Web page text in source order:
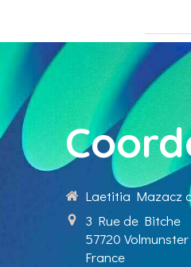
Laetitia Mazacz
3 Rue de Bitche
57720 Volmunster
France